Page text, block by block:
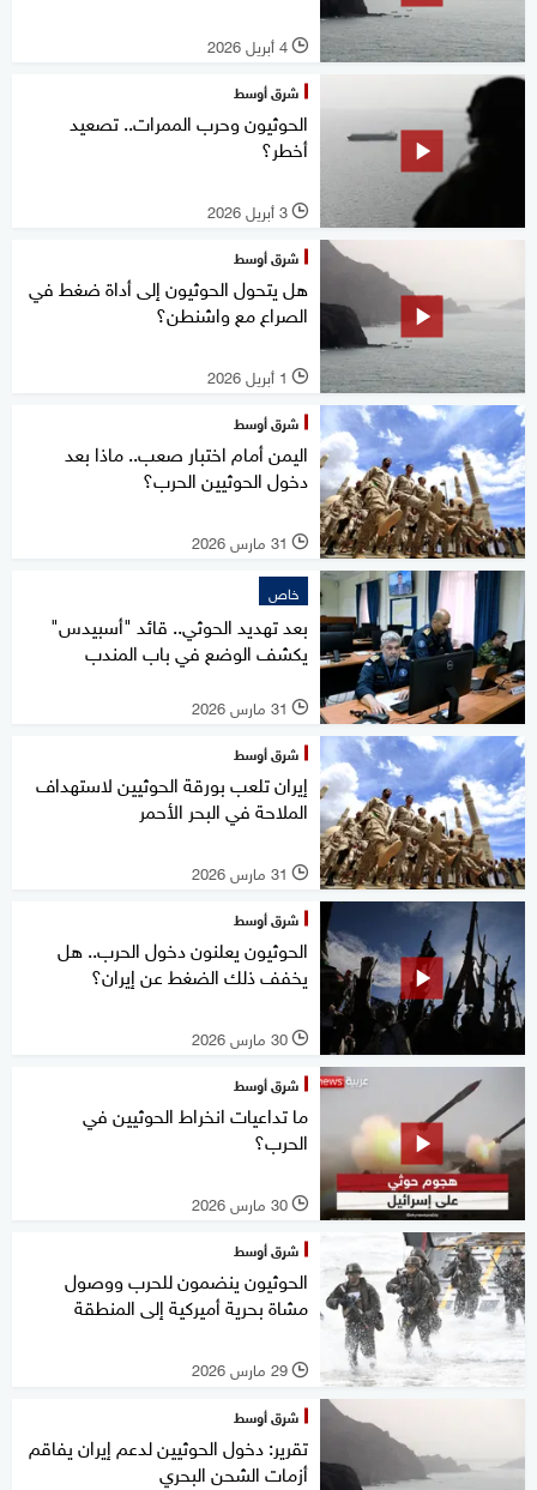
l 4 أبريل 2026
شرق أوسط
الحوثيون وحرب الممرات.. تصعيد
أخطر؟
l 3 أبريل 2026
شرق أوسط
هل يتحول الحوثيون إلى أداة ضغط في
الصراع مع واشنطن؟
l 1 أبريل 2026
شرق أوسط
اليمن أمام اختبار صعب.. ماذا بعد
دخول الحوثيين الحرب؟
l 31 مارس 2026
خاص
بعد تهديد الحوثي.. قائد "أسبيدس"
يكشف الوضع في باب المندب
l 31 مارس 2026
شرق أوسط
إيران تلعب بورقة الحوثيين لاستهداف
الملاحة في البحر الأحمر
l 31 مارس 2026
شرق أوسط
الحوثيون يعلنون دخول الحرب.. هل
يخفف ذلك الضغط عن إيران؟
l 30 مارس 2026
شرق أوسط
ما تداعيات انخراط الحوثيين في
الحرب؟
l 30 مارس 2026
شرق أوسط
الحوثيون ينضمون للحرب ووصول
مشاة بحرية أميركية إلى المنطقة
l 29 مارس 2026
شرق أوسط
تقرير: دخول الحوثيين لدعم إيران يفاقم
أزمات الشحن البحري